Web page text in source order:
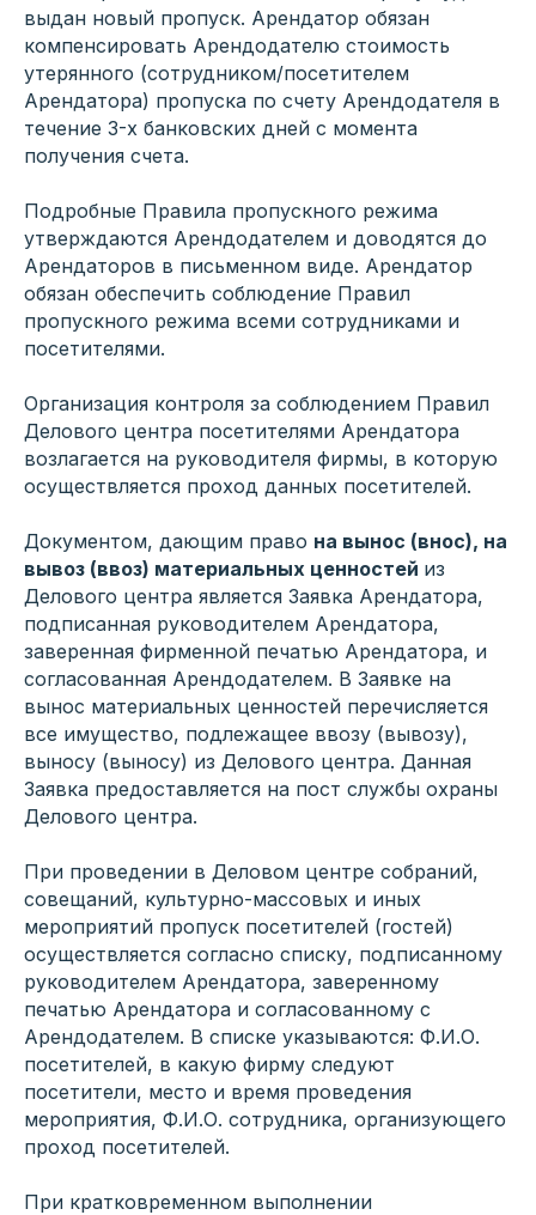
выдан новый пропуск. Арендатор обязан
компенсировать Арендодателю стоимость
утерянного (сотрудником/посетителем
Арендатора) пропуска по счету Арендодателя в
течение 3-х банковских дней с момента
получения счета.
Подробные Правила пропускного режима
утверждаются Арендодателем и доводятся до
Арендаторов в письменном виде. Арендатор
обязан обеспечить соблюдение Правил
пропускного режима всеми сотрудниками и
посетителями.
Организация контроля за соблюдением Правил
Делового центра посетителями Арендатора
возлагается на руководителя фирмы, в которую
осуществляется проход данных посетителей.
Документом, дающим право на вынос (внос), на
вывоз (ввоз) материальных ценностей из
Делового центра является Заявка Арендатора,
подписанная руководителем Арендатора,
заверенная фирменной печатью Арендатора, и
согласованная Арендодателем. В Заявке на
вынос материальных ценностей перечисляется
все имущество, подлежащее ввозу (вывозу),
выносу (выносу) из Делового центра. Данная
Заявка предоставляется на пост службы охраны
Делового центра.
При проведении в Деловом центре собраний,
совещаний, культурно-массовых и иных
мероприятий пропуск посетителей (гостей)
осуществляется согласно списку, подписанному
руководителем Арендатора, заверенному
печатью Арендатора и согласованному с
Арендодателем. В списке указываются: Ф.И.О.
посетителей, в какую фирму следуют
посетители, место и время проведения
мероприятия, Ф.И.О. сотрудника, организующего
проход посетителей.
При кратковременном выполнении